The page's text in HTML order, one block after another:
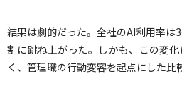
結果は劇的だった。全社のAI利用率は
割に跳ね上がった。しかも、この変
く、管理職の行動変容を起点にした比